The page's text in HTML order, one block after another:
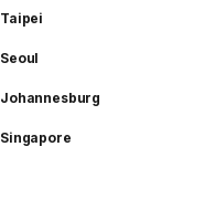
Taipei
Seoul
Johannesburg
Singapore